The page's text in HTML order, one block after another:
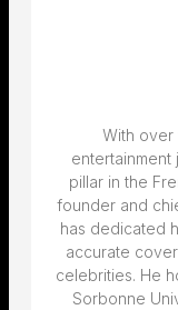
With
entertainment
pillar in the
founder and
has dedicated
accurate
celebrities. He
Sorbonne